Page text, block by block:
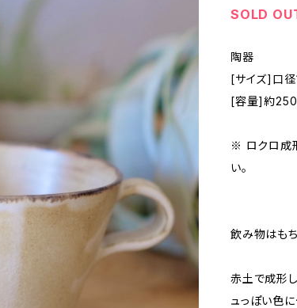
SOLD
陶器
[サイズ]口
[容量]約
※ ロクロ成
い。
飲み物はも
赤土で成形
ュっぽい色